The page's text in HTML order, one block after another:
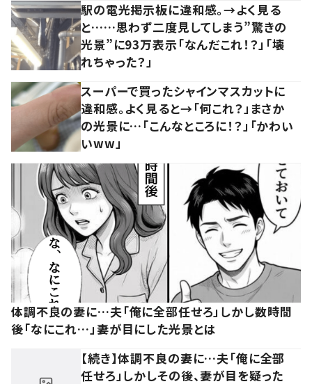
駅の電光掲示板に違和感。→よく見る
と……思わず二度見してしまう”驚きの
光景”に93万表示「なんだこれ！？」「壊
れちゃった？」
スーパーで買ったシャインマスカットに
違和感。よく見ると→「何これ？」まさか
の光景に…「こんなところに！？」「かわい
いww」
体調不良の妻に…夫「俺に全部任せろ」しかし数時間
後「なにこれ…」妻が目にした光景とは
【続き】体調不良の妻に…夫「俺に全部
任せろ」しかしその後、妻が目を疑った